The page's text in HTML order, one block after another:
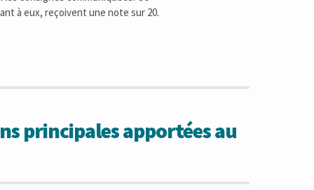
à eux, reçoivent une note sur 20.
principales apportées au